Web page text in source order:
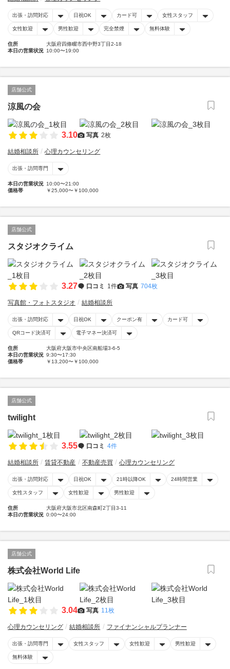
出張・訪問対応 日祝OK カード可 女性スタッフ
女性歓迎 男性歓迎 完全禁煙 無料体験
住所
大阪府四條畷市西中野3丁目2-18
本日の営業状況 10:00〜19:00
店舗公式
涼風の会
3.10 写真 2枚
結婚相談所 心理カウンセリング
出張・訪問専門
本日の営業状況 10:00〜21:00
価格帯
￥25,000〜￥100,000
店舗公式
スタジオクライム
3.27 口コミ 1件 写真 704枚
写真館・フォトスタジオ 結婚相談所
出張・訪問対応 日祝OK クーポン有 カード可
QRコード決済可 電子マネー決済可
住所
大阪府大阪市中央区南船場3-6-5
本日の営業状況 9:30〜17:30
価格帯
￥13,200〜￥100,000
店舗公式
twilight
3.55 口コミ 4件
結婚相談所 賃貸不動産 不動産売買 心理カウンセリング
出張・訪問対応 日祝OK 21時以降OK 24時間営業
女性スタッフ 女性歓迎 男性歓迎
住所
大阪府大阪市北区南森町2丁目3-11
本日の営業状況 0:00〜24:00
店舗公式
株式会社World Life
3.04 写真 11枚
心理カウンセリング 結婚相談所 ファイナンシャルプランナー
出張・訪問専門 女性スタッフ 女性歓迎 男性歓迎
無料体験